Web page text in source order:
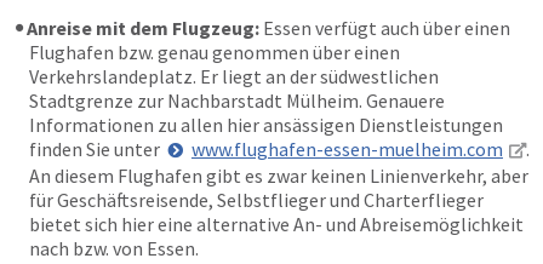
Anreise mit dem Flugzeug: Essen verfügt auch über einen
Flughafen bzw. genau genommen über einen
Verkehrslandeplatz. Er liegt an der südwestlichen
Stadtgrenze zur Nachbarstadt Mülheim. Genauere
Informationen zu allen hier ansässigen Dienstleistungen
finden Sie unter
www.flughafen-essen-muelheim.com
.
An diesem Flughafen gibt es zwar keinen Linienverkehr, aber
für Geschäftsreisende, Selbstflieger und Charterflieger
bietet sich hier eine alternative An- und Abreisemöglichkeit
nach bzw. von Essen.